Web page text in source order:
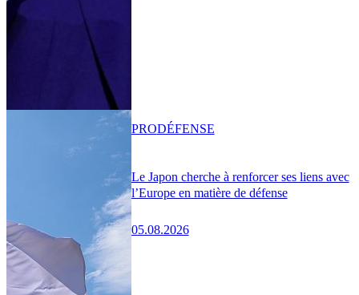
Le Japon cherche à renforcer ses liens avec
l’Europe en matière de défense
05.08.2026
PRODÉFENSE